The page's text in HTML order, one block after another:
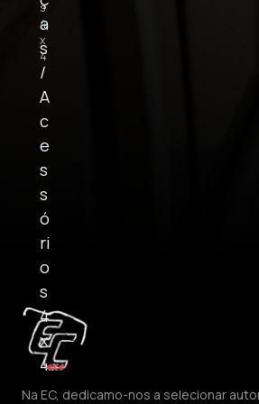
a
s
/
A
c
e
s
s
ó
ri
o
s
4
x
4
s
4
x
4
Na EC, dedicamo-nos a selecionar